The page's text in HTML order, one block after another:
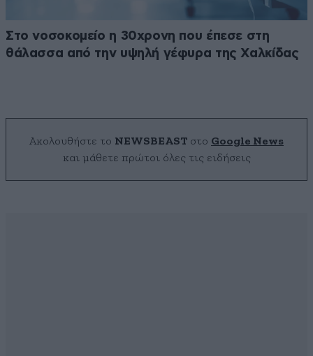
Στο νοσοκομείο η 30χρονη που έπεσε στη
θάλασσα από την υψηλή γέφυρα της Χαλκίδας
Ακολουθήστε το NEWSBEAST στο Google News
και μάθετε πρώτοι όλες τις ειδήσεις